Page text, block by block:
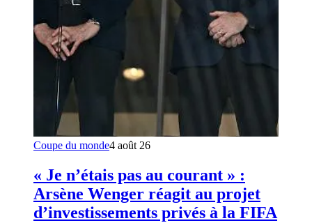
Coupe du monde4 août 26
« Je n’étais pas au courant » :
Arsène Wenger réagit au projet
d’investissements privés à la FIFA